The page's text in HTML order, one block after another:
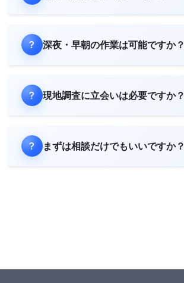
深夜・早朝の作業は可能ですか？
現地調査に立会いは必要ですか？
まずは相談だけでもいいですか？